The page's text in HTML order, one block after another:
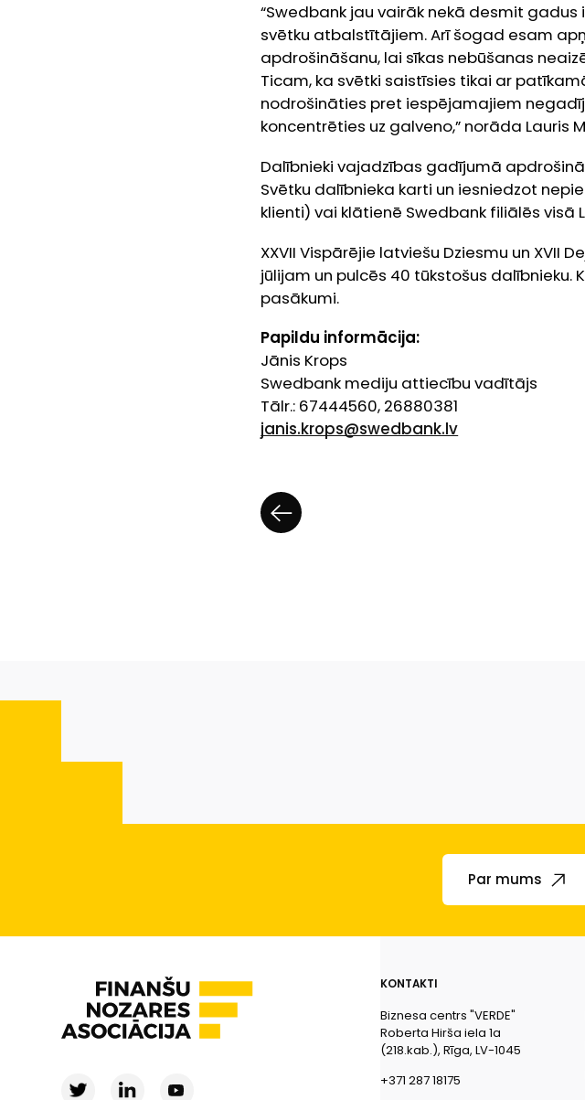
“Swedbank jau vairāk nekā desmit
svētku atbalstītājiem. Arī šogad esam
apdrošināšanu, lai sīkas nebūšanas
Ticam, ka svētki saistīsies tikai ar
nodrošināties pret iespējamajiem
koncentrēties uz galveno,” norāda Lauris
Dalībnieki vajadzības gadījumā
Svētku dalībnieka karti un iesniedzot
klienti) vai klātienē Swedbank filiālēs visā
XXVII Vispārējie latviešu Dziesmu un XVII
jūlijam un pulcēs 40 tūkstošus dalībnieku.
pasākumi.
Papildu informācija:
Jānis Krops
Swedbank mediju attiecību vadītājs
Tālr.: 67444560, 26880381
janis.krops@swedbank.lv
Par mums
KONTAKTI
Biznesa centrs "VERDE"
Roberta Hirša iela 1a
(218.kab.), Rīga, LV-1045
+371 287 18175